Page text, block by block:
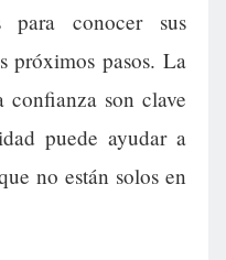
para conocer sus
próximos pasos. La
son clave
puede ayudar a
no están solos en